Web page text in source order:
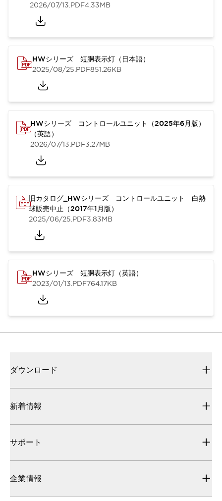
2026/07/13.PDF4.33MB
HWシリーズ 短胴表示灯（日本語）
2025/08/25.PDF851.26KB
HWシリーズ コントロールユニット（2025年6月版）
（英語）
2026/07/13.PDF3.27MB
旧カタログ_HWシリーズ コントロールユニット 白熱
球販売中止（2017年1月版）
2025/06/25.PDF3.83MB
HWシリーズ 短胴表示灯（英語）
2023/01/13.PDF764.17KB
ダウンロード
新着情報
サポート
企業情報